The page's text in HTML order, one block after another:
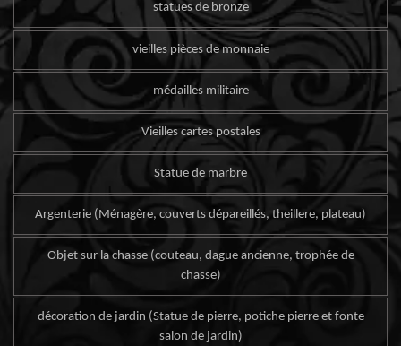
statues de bronze
vieilles pièces de monnaie
médailles militaire
Vieilles cartes postales
Statue de marbre
Argenterie (Ménagère, couverts dépareillés, theillere, plateau)
Objet sur la chasse (couteau, dague ancienne, trophée de
chasse)
décoration de jardin (Statue de pierre, potiche pierre et fonte
salon de jardin)